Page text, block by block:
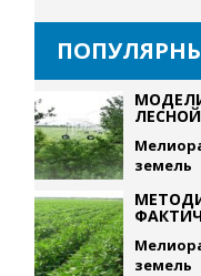
земель
земель